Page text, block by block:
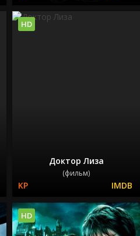
Доктор Лиза
(фильм)
HD
HD